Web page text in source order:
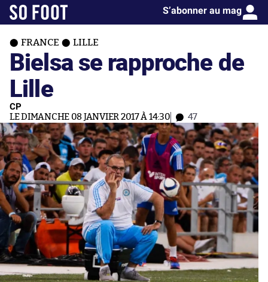
S’abonner au mag
FRANCE LILLE
Bielsa se rapproche de
Lille
CP
LE DIMANCHE 08 JANVIER 2017 À 14:30 47